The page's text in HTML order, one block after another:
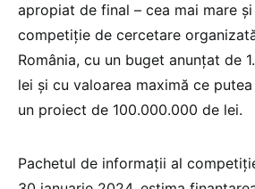
apropiat de final – cea mai mare
competiție de cercetare
România, cu un buget anunțat de
lei și cu valoarea maximă ce
un proiect de 100.000.000 de lei.
Pachetul de informații al